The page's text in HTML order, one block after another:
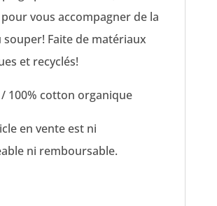
vous accompagner de la
souper! Faite de matériaux
et recyclés!
100% cotton organique
en vente est ni
ni remboursable.